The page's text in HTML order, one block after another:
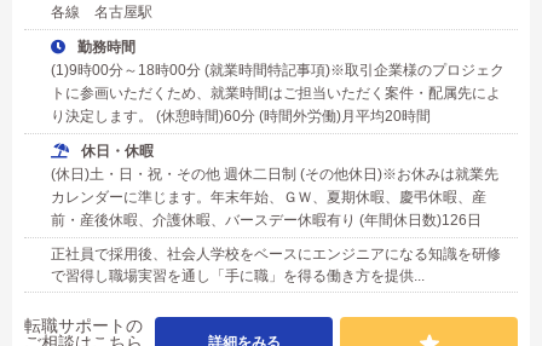
各線 名古屋駅
勤務時間
(1)9時00分～18時00分 (就業時間特記事項)※取引企業様のプロジェク
トに参画いただくため、就業時間はご担当いただく案件・配属先によ
り決定します。 (休憩時間)60分 (時間外労働)月平均20時間
休日・休暇
(休日)土・日・祝・その他 週休二日制 (その他休日)※お休みは就業先
カレンダーに準じます。年末年始、ＧＷ、夏期休暇、慶弔休暇、産
前・産後休暇、介護休暇、バースデー休暇有り (年間休日数)126日
正社員で採用後、社会人学校をベースにエンジニアになる知識を研修
で習得し職場実習を通し「手に職」を得る働き方を提供...
転職サポートの